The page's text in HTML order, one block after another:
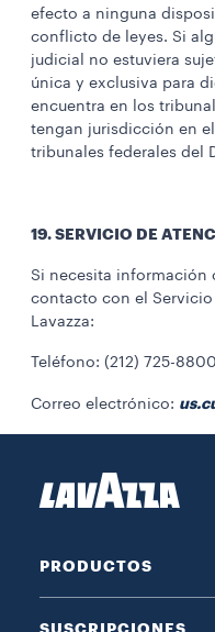
efecto a ninguna
conflicto de leyes. Si
judicial no estuviera
única y exclusiva para
encuentra en los
tengan jurisdicción en
tribunales federales del
19. SERVICIO DE
Si necesita información
contacto con el
Lavazza:
Teléfono: (212) 725-8800
Correo electrónico:
PRODUCTOS
SUSCRIPCIONES